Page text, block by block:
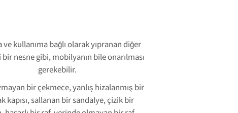
ve kullanıma bağlı olarak yıpranan diğer
nesne gibi, mobilyanın bile onarılması
gerekebilir.
bir çekmece, yanlış hizalanmış bir
kapısı, sallanan bir sandalye, çizik bir